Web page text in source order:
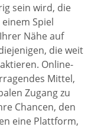
sein wird, die
Spiel
Nähe auf
die weit
Online-
Mittel,
Zugang zu
Chancen, den
eine Plattform,